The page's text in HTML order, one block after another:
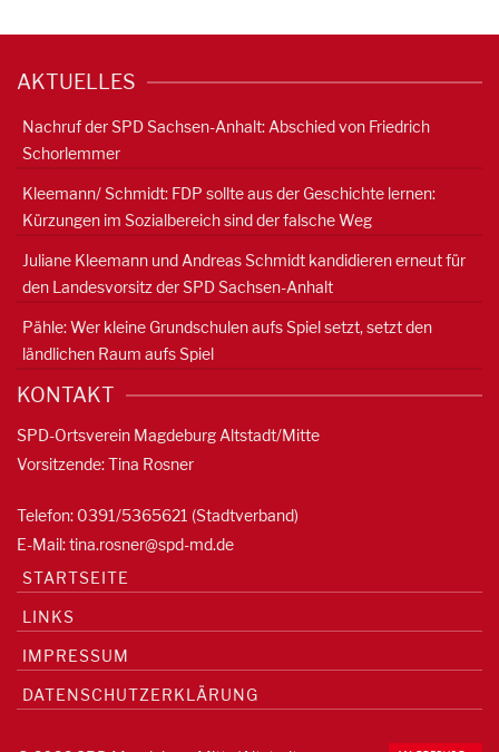
AKTUELLES
Nachruf der SPD Sachsen-Anhalt: Abschied von Friedrich
Schorlemmer
Kleemann/ Schmidt: FDP sollte aus der Geschichte lernen:
Kürzungen im Sozialbereich sind der falsche Weg
Juliane Kleemann und Andreas Schmidt kandidieren erneut für
den Landesvorsitz der SPD Sachsen-Anhalt
Pähle: Wer kleine Grundschulen aufs Spiel setzt, setzt den
ländlichen Raum aufs Spiel
KONTAKT
SPD-Ortsverein Magdeburg Altstadt/Mitte
Vorsitzende: Tina Rosner
Telefon: 0391/5365621 (Stadtverband)
E-Mail:tina.rosner@spd-md.de
STARTSEITE
LINKS
IMPRESSUM
DATENSCHUTZERKLÄRUNG